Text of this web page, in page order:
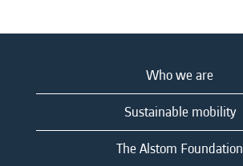
Who we are
Sustainable mobility
The Alstom Foundation